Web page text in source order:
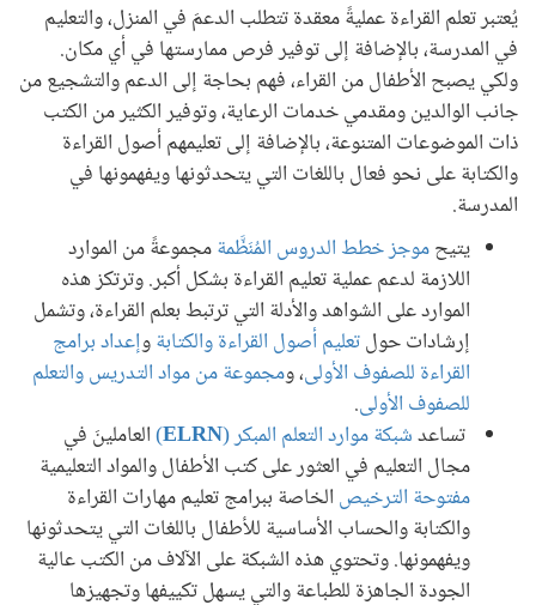
يُعتبر تعلم القراءة عمليةً معقدة تتطلب الدعمَ في المنزل، والتعليم
في المدرسة، بالإضافة إلى توفير فرص ممارستها في أي مكان.
ولكي يصبح الأطفال من القراء، فهم بحاجة إلى الدعم والتشجيع من
جانب الوالدين ومقدمي خدمات الرعاية، وتوفير الكثير من الكتب
ذات الموضوعات المتنوعة، بالإضافة إلى تعليمهم أصول القراءة
والكتابة على نحو فعال باللغات التي يتحدثونها ويفهمونها في
المدرسة.
يتيحموجز خطط الدروس المُنَظَّمةمجموعةً من الموارد
اللازمة لدعم عملية تعليم القراءة بشكل أكبر. وترتكز هذه
الموارد على الشواهد والأدلة التي ترتبط بعلم القراءة، وتشمل
إرشادات حولتعليم أصول القراءة والكتابةوإعداد برامج
القراءة للصفوف الأولى، ومجموعة من مواد التدريس والتعلم
للصفوف الأولى.
تساعدشبكة موارد التعلم المبكر (ELRN
)العاملينَ في
مجال التعليم في العثور على كتب الأطفال والمواد التعليمية
مفتوحة الترخيص الخاصة ببرامج تعليم مهارات القراءة
والكتابة والحساب الأساسية للأطفال باللغات التي يتحدثونها
ويفهمونها. وتحتوي هذه الشبكة على الآلاف من الكتب عالية
الجودة الجاهزة للطباعة والتي يسهل تكييفها وتجهيزها